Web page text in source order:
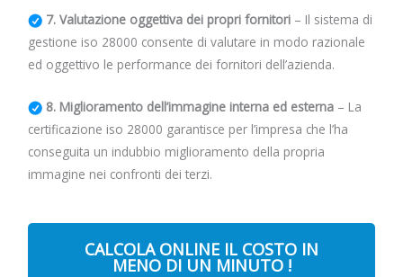
7. Valutazione oggettiva dei propri fornitori – Il sistema di
gestione iso 28000 consente di valutare in modo razionale
ed oggettivo le performance dei fornitori dell’azienda.
8. Miglioramento dell’immagine interna ed esterna – La
certificazione iso 28000 garantisce per l’impresa che l’ha
conseguita un indubbio miglioramento della propria
immagine nei confronti dei terzi.
CALCOLA ONLINE IL COSTO IN
MENO DI UN MINUTO !